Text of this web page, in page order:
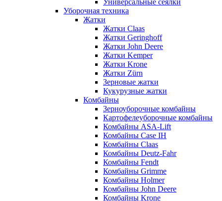
Универсальные сеялки
Уборочная техника
Жатки
Жатки Claas
Жатки Geringhoff
Жатки John Deere
Жатки Kemper
Жатки Krone
Жатки Zürn
Зерновые жатки
Кукурузные жатки
Комбайны
Зерноуборочные комбайны
Картофелеуборочные комбайны
Комбайны ASA-Lift
Комбайны Case IH
Комбайны Claas
Комбайны Deutz-Fahr
Комбайны Fendt
Комбайны Grimme
Комбайны Holmer
Комбайны John Deere
Комбайны Krone